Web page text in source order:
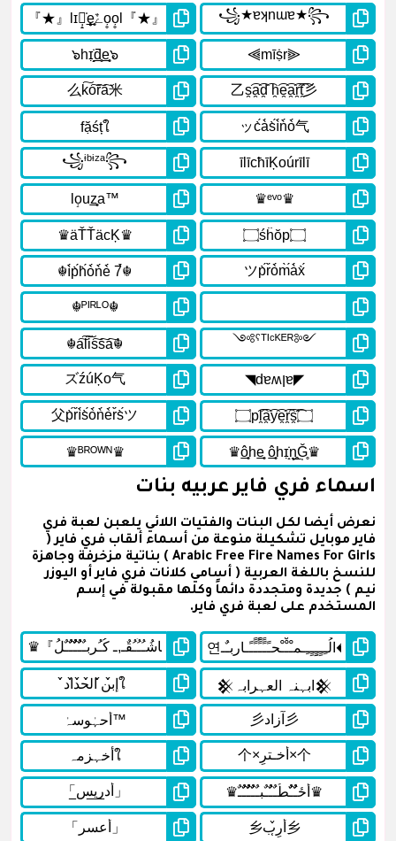
اسماء فري فاير عربيه بنات
نعرض أيضا لكل البنات والفتيات اللائي يلعبن لعبة فري
فاير موبايل تشكيلة منوعة من أسماء ألقاب فري فاير (
Arabic Free Fire Names For Girls ) بناتية مزخرفة وجاهزة
للنسخ باللغة العربية ( أسامي كلانات فري فاير أو اليوزر
نيم ) جديدة ومتجددة دائماً وكلها مقبولة في إسم
المستخدم على لعبة فري فاير.